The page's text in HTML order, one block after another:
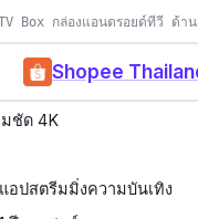
Box กล่องแอนดรอยด์ทีวี ด้า
Shopee
ชัด 4K
อปสตรีมมิ่งความบันเทิง